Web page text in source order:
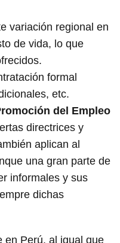
variación regional en
de vida, lo que
formal
etc.
del Empleo
directrices y
aplican al
una gran parte de
informales y sus
dichas
en Perú, al igual que